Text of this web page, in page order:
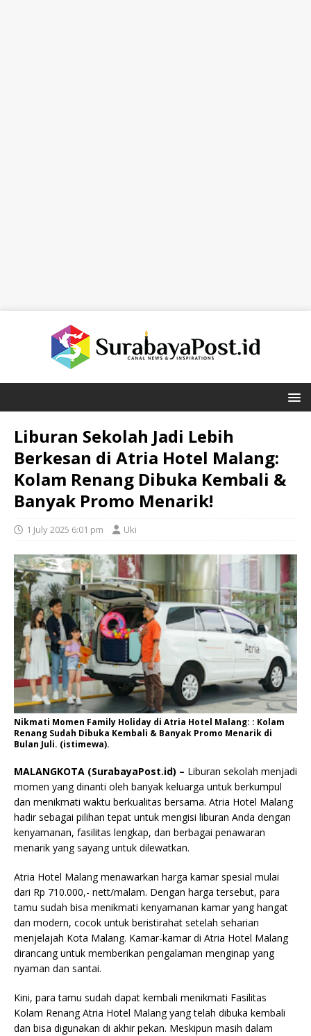
Liburan Sekolah Jadi Lebih
Berkesan di Atria Hotel Malang:
Kolam Renang Dibuka Kembali &
Banyak Promo Menarik!
1 July 2025 6:01 pm Uki
Nikmati Momen Family Holiday di Atria Hotel Malang: : Kolam
Renang Sudah Dibuka Kembali & Banyak Promo Menarik di
Bulan Juli. (istimewa).
MALANGKOTA (SurabayaPost.id) – Liburan sekolah menjadi
momen yang dinanti oleh banyak keluarga untuk berkumpul
dan menikmati waktu berkualitas bersama. Atria Hotel Malang
hadir sebagai pilihan tepat untuk mengisi liburan Anda dengan
kenyamanan, fasilitas lengkap, dan berbagai penawaran
menarik yang sayang untuk dilewatkan.
Atria Hotel Malang menawarkan harga kamar spesial mulai
dari Rp 710.000,- nett/malam. Dengan harga tersebut, para
tamu sudah bisa menikmati kenyamanan kamar yang hangat
dan modern, cocok untuk beristirahat setelah seharian
menjelajah Kota Malang. Kamar-kamar di Atria Hotel Malang
dirancang untuk memberikan pengalaman menginap yang
nyaman dan santai.
Kini, para tamu sudah dapat kembali menikmati Fasilitas
Kolam Renang Atria Hotel Malang yang telah dibuka kembali
dan bisa digunakan di akhir pekan. Meskipun masih dalam